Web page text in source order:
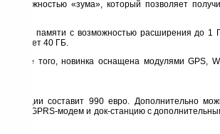
«зума», который позволяет
600.
памяти с возможностью расширения до 1
40 ГБ.
Кроме того, новинка оснащена модулями GPS,
составит 990 евро. Дополнительно
или GPRS-модем и док-станцию с